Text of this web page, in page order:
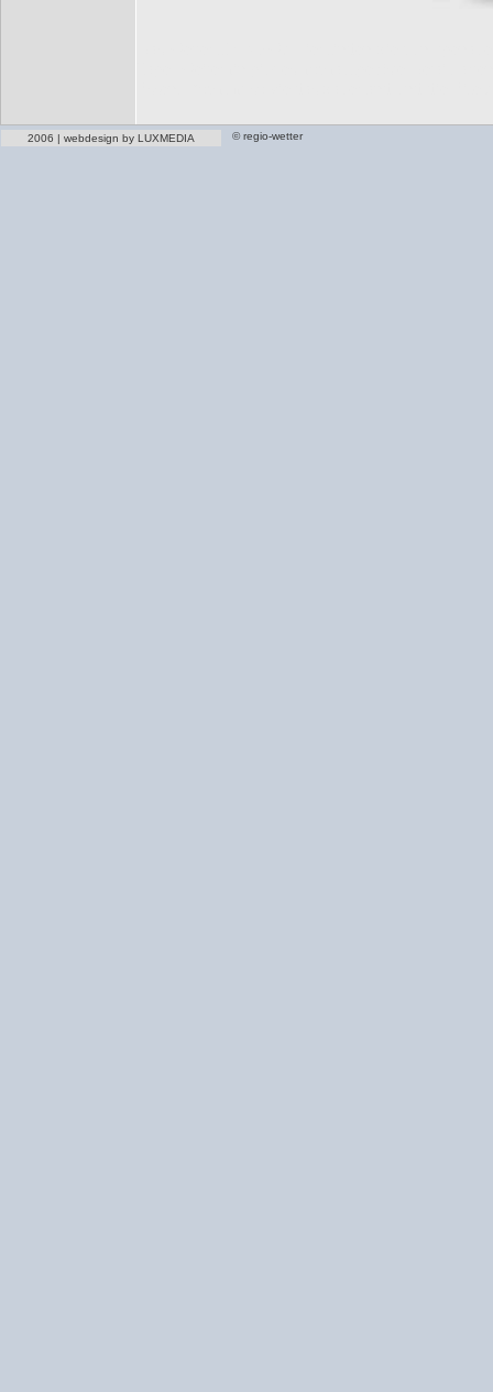
2006 | webdesign by LUXMEDIA © regio-wetter